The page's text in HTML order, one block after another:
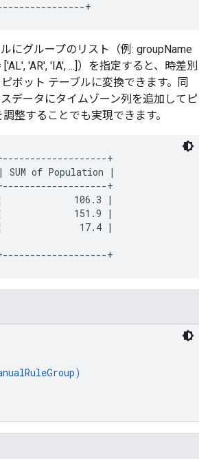
にグループのリスト（例: groupName
'AR', 'IA', ...]）を指定すると、時差別
ボット テーブルに変換できます。同
データにタイムゾーン列を追加してピ
整することでも実現できます。
+
SUM of Population |
+
106.3 |
|             151.9 |
|              17.4 |
)